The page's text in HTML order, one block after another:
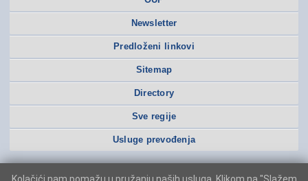
Newsletter
Predloženi linkovi
Sitemap
Directory
Sve regije
Usluge prevođenja